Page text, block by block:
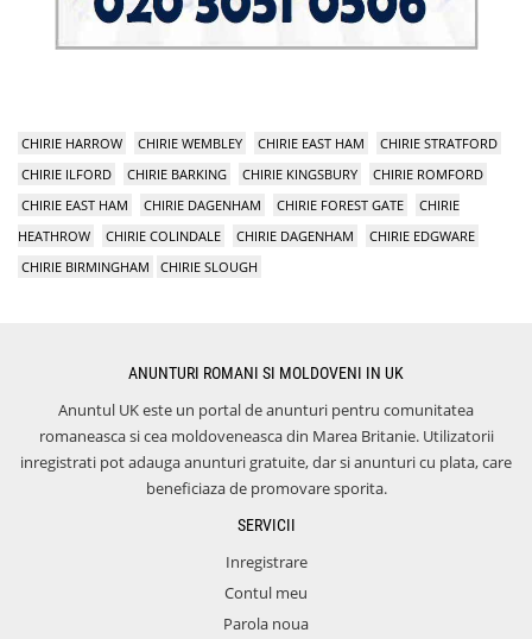
CHIRIE HARROW CHIRIE WEMBLEY CHIRIE EAST HAM
CHIRIE STRATFORD
CHIRIE ILFORD
CHIRIE BARKING CHIRIE KINGSBURY
CHIRIE ROMFORD
CHIRIE EAST HAM
CHIRIE DAGENHAM CHIRIE FOREST GATE
CHIRIE
HEATHROW
CHIRIE COLINDALE CHIRIE DAGENHAM
CHIRIE EDGWARE
CHIRIE BIRMINGHAM
CHIRIE SLOUGH
ANUNTURI ROMANI SI MOLDOVENI IN UK
Anuntul UK este un portal de anunturi pentru comunitatea
romaneasca si cea moldoveneasca din Marea Britanie. Utilizatorii
inregistrati pot adauga anunturi gratuite, dar si anunturi cu plata, care
beneficiaza de promovare sporita.
SERVICII
Inregistrare
Contul meu
Parola noua